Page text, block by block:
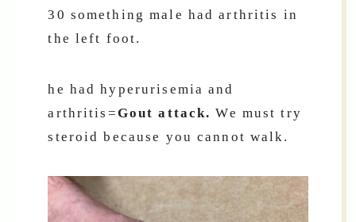
30 something male had arthritis in
the left foot.
he had hyperurisemia and
arthritis=Gout attack. We must try
steroid because you cannot walk.